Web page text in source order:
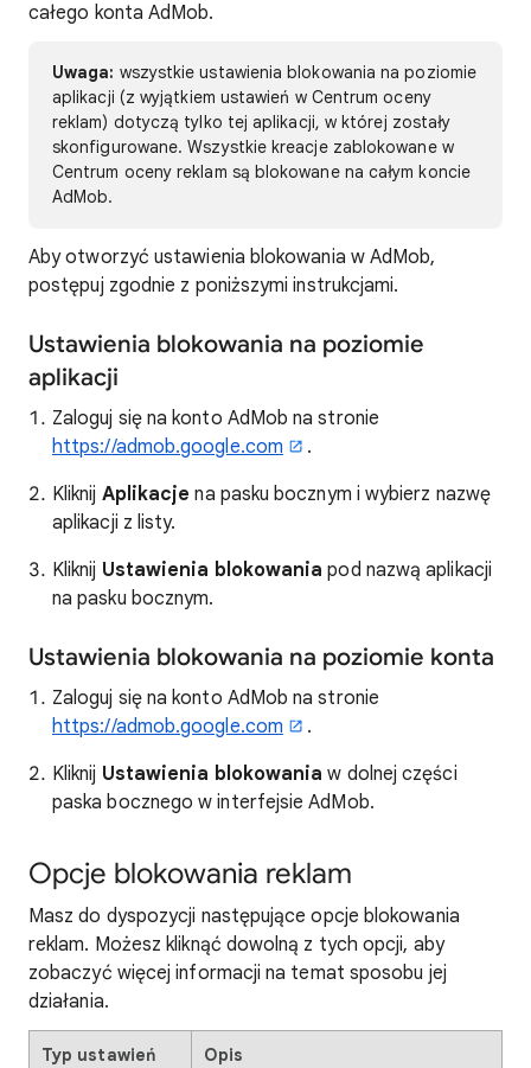
całego konta AdMob.
Uwaga: wszystkie ustawienia blokowania na poziomie
aplikacji (z wyjątkiem ustawień w Centrum oceny
reklam) dotyczą tylko tej aplikacji, w której zostały
skonfigurowane. Wszystkie kreacje zablokowane w
Centrum oceny reklam są blokowane na całym koncie
AdMob.
Aby otworzyć ustawienia blokowania w AdMob,
postępuj zgodnie z poniższymi instrukcjami.
Ustawienia blokowania na poziomie
aplikacji
Zaloguj się na konto AdMob na stronie
https://admob.google.com
.
Kliknij Aplikacje na pasku bocznym i wybierz nazwę
aplikacji z listy.
Kliknij Ustawienia blokowania pod nazwą aplikacji
na pasku bocznym.
Ustawienia blokowania na poziomie konta
Zaloguj się na konto AdMob na stronie
https://admob.google.com
.
Kliknij Ustawienia blokowania w dolnej części
paska bocznego w interfejsie AdMob.
Opcje blokowania reklam
Masz do dyspozycji następujące opcje blokowania
reklam. Możesz kliknąć dowolną z tych opcji, aby
zobaczyć więcej informacji na temat sposobu jej
działania.
Typ ustawień
Opis